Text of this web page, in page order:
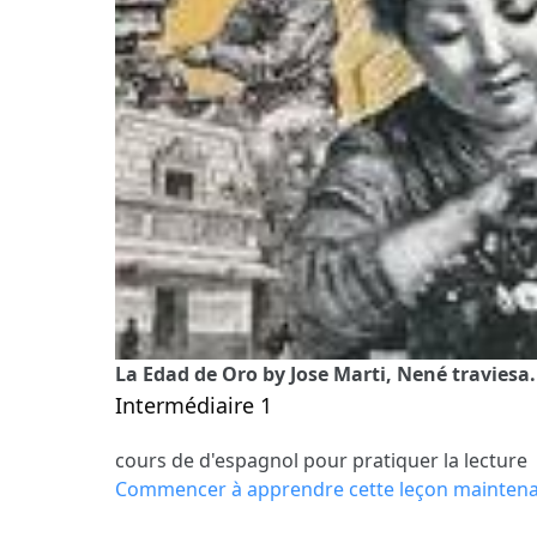
La Edad de Oro by Jose Marti, Nené traviesa.
Intermédiaire 1
cours de d'espagnol pour pratiquer la lecture
Commencer à apprendre cette leçon